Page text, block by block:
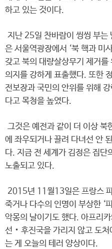
하고 있는 것이다.
지난 25일 찬바람이 씽씽 부
은 서울역광장에서 ‘북 핵과 미
갖고 북의 대량살상무기 제거
의지를 강하게 표출했다. 또한
전보장과 국민의 안위를 위해
다고 목청을 높였다.
그것은 예전과 같이 더 이상
에 좌우되거나 끌려 다녀선 안
다. 지금 전 세계가 김정은 집단
노출되고 있다.
2015년 11월13일은 프랑스
죽거나 다수의 인명이 부상한 ‘
악몽의 날이기도 했다. 아프리
선‧후진국을 가리지 않고 도처
는 게 오늘의 테러 양상이다.